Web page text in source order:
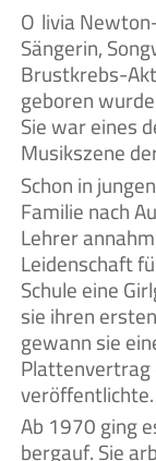
Olivia Newton-John war eine britisch-australische
Sängerin,
Brustkrebs-
geboren
Sie war eines
Musikszene
Schon in
Familie nach
Lehrer
Leidenschaft
Schule eine
sie ihren
gewann sie
Plattenvertrag
Ab 1970 ging
bergauf. Sie